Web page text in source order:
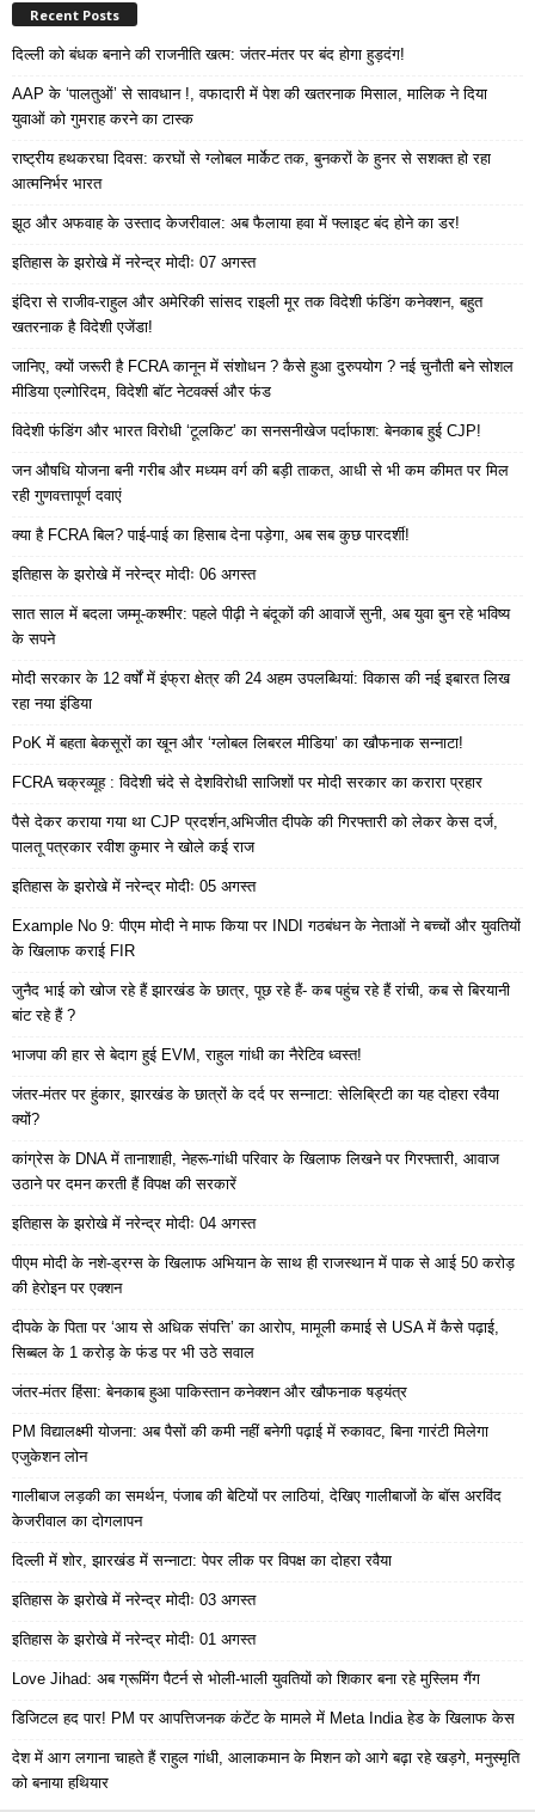
Recent Posts
दिल्ली को बंधक बनाने की राजनीति खत्म: जंतर-मंतर पर बंद होगा हुड़दंग!
AAP के ‘पालतुओं’ से सावधान !, वफादारी में पेश की खतरनाक मिसाल, मालिक ने दिया
युवाओं को गुमराह करने का टास्क
राष्ट्रीय हथकरघा दिवस: करघों से ग्लोबल मार्केट तक, बुनकरों के हुनर से सशक्त हो रहा
आत्मनिर्भर भारत
झूठ और अफवाह के उस्ताद केजरीवाल: अब फैलाया हवा में फ्लाइट बंद होने का डर!
इतिहास के झरोखे में नरेन्द्र मोदीः 07 अगस्त
इंदिरा से राजीव-राहुल और अमेरिकी सांसद राइली मूर तक विदेशी फंडिंग कनेक्शन, बहुत
खतरनाक है विदेशी एजेंडा!
जानिए, क्यों जरूरी है FCRA कानून में संशोधन ? कैसे हुआ दुरुपयोग ? नई चुनौती बने सोशल
मीडिया एल्गोरिदम, विदेशी बॉट नेटवर्क्स और फंड
विदेशी फंडिंग और भारत विरोधी ‘टूलकिट’ का सनसनीखेज पर्दाफाश: बेनकाब हुई CJP!
जन औषधि योजना बनी गरीब और मध्यम वर्ग की बड़ी ताकत, आधी से भी कम कीमत पर मिल
रही गुणवत्तापूर्ण दवाएं
क्या है FCRA बिल? पाई-पाई का हिसाब देना पड़ेगा, अब सब कुछ पारदर्शी!
इतिहास के झरोखे में नरेन्द्र मोदीः 06 अगस्त
सात साल में बदला जम्मू-कश्मीर: पहले पीढ़ी ने बंदूकों की आवाजें सुनी, अब युवा बुन रहे भविष्य
के सपने
मोदी सरकार के 12 वर्षों में इंफ्रा क्षेत्र की 24 अहम उपलब्धियां: विकास की नई इबारत लिख
रहा नया इंडिया
PoK में बहता बेकसूरों का खून और ‘ग्लोबल लिबरल मीडिया’ का खौफनाक सन्नाटा!
FCRA चक्रव्यूह : विदेशी चंदे से देशविरोधी साजिशों पर मोदी सरकार का करारा प्रहार
पैसे देकर कराया गया था CJP प्रदर्शन,अभिजीत दीपके की गिरफ्तारी को लेकर केस दर्ज,
पालतू पत्रकार रवीश कुमार ने खोले कई राज
इतिहास के झरोखे में नरेन्द्र मोदीः 05 अगस्त
Example No 9: पीएम मोदी ने माफ किया पर INDI गठबंधन के नेताओं ने बच्चों और युवतियों
के खिलाफ कराई FIR
जुनैद भाई को खोज रहे हैं झारखंड के छात्र, पूछ रहे हैं- कब पहुंच रहे हैं रांची, कब से बिरयानी
बांट रहे हैं ?
भाजपा की हार से बेदाग हुई EVM, राहुल गांधी का नैरेटिव ध्वस्त!
जंतर-मंतर पर हुंकार, झारखंड के छात्रों के दर्द पर सन्नाटा: सेलिब्रिटी का यह दोहरा रवैया
क्यों?
कांग्रेस के DNA में तानाशाही, नेहरू-गांधी परिवार के खिलाफ लिखने पर गिरफ्तारी, आवाज
उठाने पर दमन करती हैं विपक्ष की सरकारें
इतिहास के झरोखे में नरेन्द्र मोदीः 04 अगस्त
पीएम मोदी के नशे-ड्रग्स के खिलाफ अभियान के साथ ही राजस्थान में पाक से आई 50 करोड़
की हेरोइन पर एक्शन
दीपके के पिता पर ‘आय से अधिक संपत्ति’ का आरोप, मामूली कमाई से USA में कैसे पढ़ाई,
सिब्बल के 1 करोड़ के फंड पर भी उठे सवाल
जंतर-मंतर हिंसा: बेनकाब हुआ पाकिस्तान कनेक्शन और खौफनाक षड्यंत्र
PM विद्यालक्ष्मी योजना: अब पैसों की कमी नहीं बनेगी पढ़ाई में रुकावट, बिना गारंटी मिलेगा
एजुकेशन लोन
गालीबाज लड़की का समर्थन, पंजाब की बेटियों पर लाठियां, देखिए गालीबाजों के बॉस अरविंद
केजरीवाल का दोगलापन
दिल्ली में शोर, झारखंड में सन्नाटा: पेपर लीक पर विपक्ष का दोहरा रवैया
इतिहास के झरोखे में नरेन्द्र मोदीः 03 अगस्त
इतिहास के झरोखे में नरेन्द्र मोदीः 01 अगस्त
Love Jihad: अब ग्रूमिंग पैटर्न से भोली-भाली युवतियों को शिकार बना रहे मुस्लिम गैंग
डिजिटल हद पार! PM पर आपत्तिजनक कंटेंट के मामले में Meta India हेड के खिलाफ केस
देश में आग लगाना चाहते हैं राहुल गांधी, आलाकमान के मिशन को आगे बढ़ा रहे खड़गे, मनुस्मृति
को बनाया हथियार